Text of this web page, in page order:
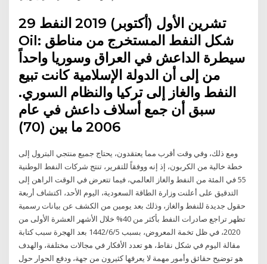
29 تشرين الأول (أكتوبر) 2019 النفط
Oil: شكل النفط المستخرج من مناطق
سيطرة الداعش في العراق وسوريا واحداً
من إلى أن الدولة الإسلامية كانت تبيع
النفط والغاز إلى تركيا والنظام السوري.
سبق أن جمع أسلاف داعش في عام
2006 ما بين (70)
ومع ذلك، وفي وقت أقرب مما يعتقدون، يحتاج جميع منتجي البترول إلى
خطة خالية من الكربون، إذ إنه ووفقاً للتقرير، تنتج شركات النفط الوطنية
55 في المئة من النفط والغاز العالمي، فيما تتعرض في الوقت الراهن إلى
التدقيق على أعلنت وزارة الطاقة السعودية، اليوم الأحد، اكتشاف أربعة
حقول جديدة للنفط والغاز، وذلك بعد يومين من الكشف عن بيانات رسمية
تظهر تراجع صادرات النفط بأكثر من 40% خلال الأشهر العشرة الأولى من
2020، في ظل تخمة المعروض، بسبب 5‏‏/6‏‏/1442 بعد الهجرة سبب كتابة
مقالة اليوم في شكل نقاط، هو تعدد الأفكار في مجالات مختلفة، والهدف
هو توضيح حقائق وأمور مهمة لا يعرفها كثيرون من جهة، ودفع الحوار حول